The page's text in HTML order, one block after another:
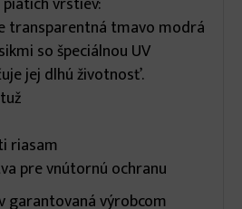
transparentná tmavo modrá
so špeciálnou UV
jej dlhú životnosť.
riasam
pre vnútornú ochranu
garantovaná výrobcom